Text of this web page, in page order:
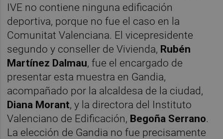
IVE no contiene ninguna edificación
deportiva, porque no fue el caso en la
Comunitat Valenciana. El vicepresidente
segundo y conseller de Vivienda, Rubén
Martínez Dalmau, fue el encargado de
presentar esta muestra en Gandia,
acompañado por la alcaldesa de la ciudad,
Diana Morant, y la directora del Instituto
Valenciano de Edificación, Begoña Serrano.
La elección de Gandia no fue precisamente